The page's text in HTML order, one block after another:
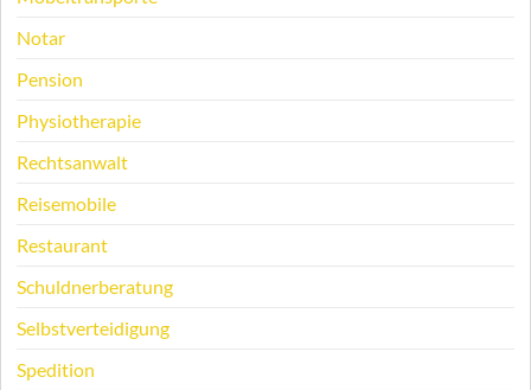
Notar
Pension
Physiotherapie
Rechtsanwalt
Reisemobile
Restaurant
Schuldnerberatung
Selbstverteidigung
Spedition